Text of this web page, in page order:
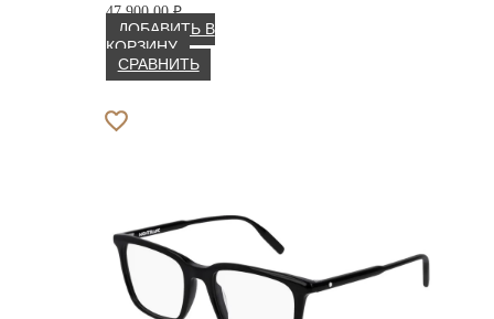
47 900.00₽
ДОБАВИТЬ В
КОРЗИНУ
СРАВНИТЬ